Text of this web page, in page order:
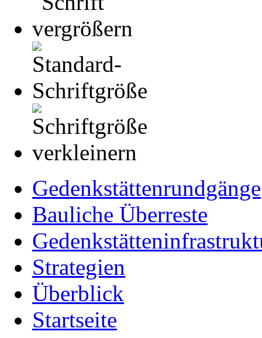
Gedenkstättenrundgänge
Bauliche Überreste
Strategien
Überblick
Startseite